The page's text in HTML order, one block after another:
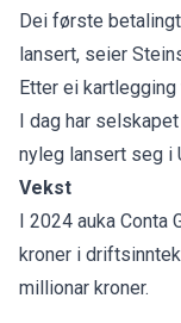
Dei første
lansert, seier
Etter ei
I dag har
nyleg lansert seg i
Vekst
I 2024 auka Conta
kroner i
millionar kroner.